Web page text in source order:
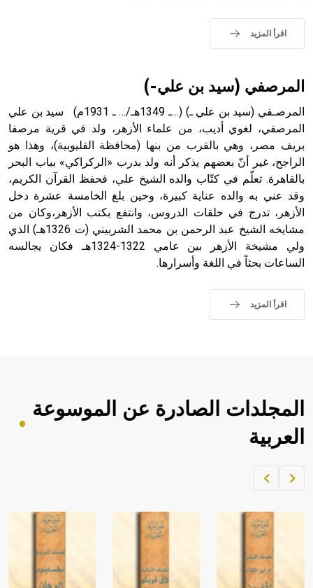
اقرأ المزيد
المرصفي (سيد بن علي-)
المرصـفي (سيد بن علي ـ) (…ـ 1349هـ/… ـ 1931م) سيد بن علي
المرصفي، لغوي أديب، من علماء الأزهر، ولد في قرية مرصفا
بريف مصر، وهي بالقرب من بنها (محافظة القليوبية)، وهذا هو
الراجح، غير أنّ بعضهم يذكر أنه ولد بدرب «الركراكي» بباب البحر
بالقاهرة. تعلّم في كتّاب والده الشيخ علي، فحفظ القرآن الكريم،
وقد عني به والده عناية كبيرة، وحين بلغ الخامسة عشرة دخل
الأزهر، تدرج في حلقات الدروس، وانتفع بكتب الأزهر،وكان من
مشايخه الشيخ عبد الرحمن بن محمد الشربيني (ت 1326هـ) الذي
ولي مشيخة الأزهر بين عامي 1322-1324هـ فكان يجالسه
الساعات بحثاً في اللغة وأسرارها.
اقرأ المزيد
المجلدات الصادرة عن الموسوعة
العربية